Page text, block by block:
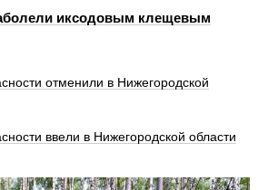
иксодовым клещевым
отменили в Нижегородской
ввели в Нижегородской области